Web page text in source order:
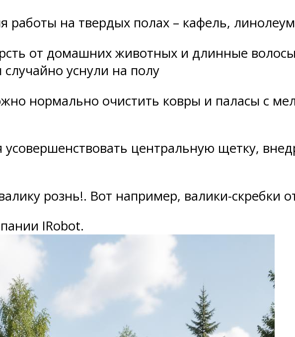
работы на твердых полах – кафель,
от домашних животных и длинные
уснули на полу
нормально очистить ковры и паласы с
центральную щетку,
рознь!. Вот например, валики-скребки
IRobot.